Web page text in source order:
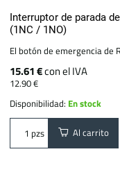
Interruptor de parada
(1NC / 1NO)
El botón de emergencia de
15.61 €con el IVA
12.90 €
Disponibilidad: En stock
pzs Al carrito